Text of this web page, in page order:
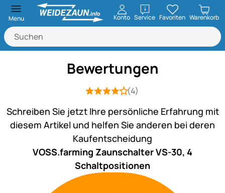
Menu Konto ServiceöffnenFavoriten Warenkorb
Bewertungen
Bewertung: 4 von 5 (4 Bewertungen)
4 Bewertungen
(4)
Schreiben Sie jetzt Ihre persönliche Erfahrung mit
diesem Artikel und helfen Sie anderen bei deren
Kaufentscheidung
VOSS.farming Zaunschalter VS-30, 4
Schaltpositionen